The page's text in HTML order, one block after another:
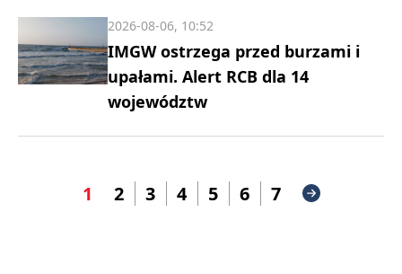
IMGW ostrzega przed burzami i
upałami. Alert RCB dla 14
województw
2026-08-06, 10:52
1 2 3 4 5 6 7